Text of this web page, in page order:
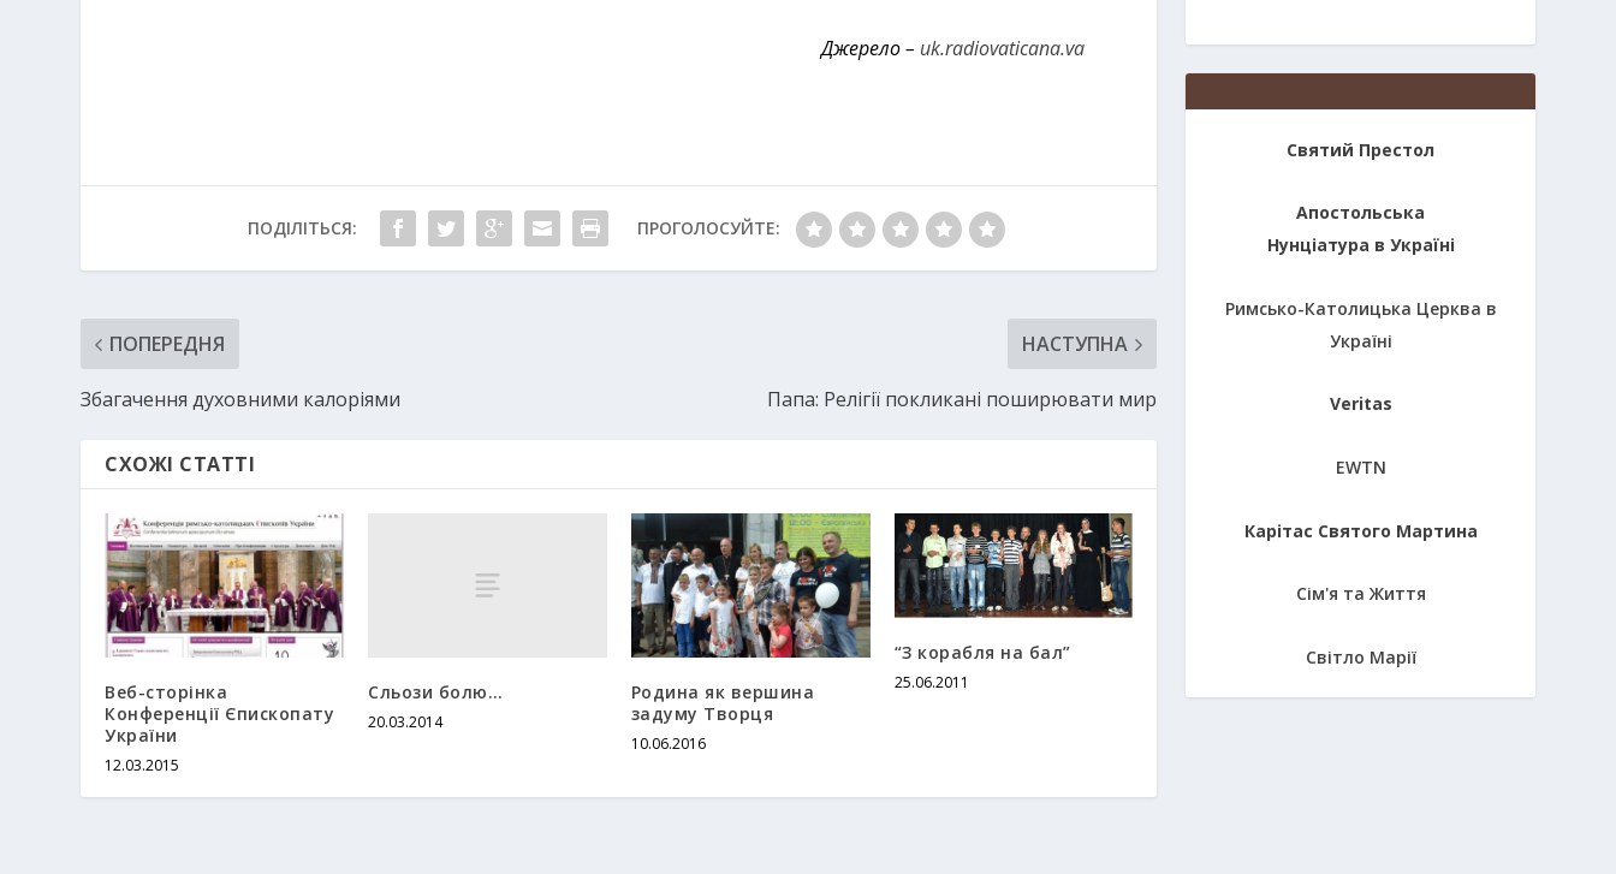
Джерело – uk.radiovaticana.va
ПОДІЛІТЬСЯ: ПРОГОЛОСУЙТЕ:
ПОПЕРЕДНЯ
Збагачення духовними калоріями
НАСТУПНА
Папа: Релігії покликані поширювати мир
СХОЖІ СТАТТІ
Веб-сторінка
Конференції Єпископату
України
12.03.2015
Сльози болю…
20.03.2014
Родина як вершина
задуму Творця
10.06.2016
“З корабля на бал”
25.06.2011
Святий Престол
Апостольська
Нунціатура в Україні
Римсько-Католицька Церква в
Україні
Veritas
EWTN
Карітас Святого Мартина
Сім'я та Життя
Світло Марії